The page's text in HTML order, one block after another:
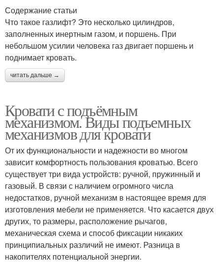
Содержание статьи
Что такое газлифт? Это несколько цилиндров,
заполненных инертным газом, и поршень. При
небольшом усилии человека газ двигает поршень и
поднимает кровать.
читать дальше →
Кровати с подъёмным
механизмом. Виды подъемных
механизмов для кровати
От их функциональности и надежности во многом
зависит комфортность пользования кроватью. Всего
существует три вида устройств: ручной, пружинный и
газовый. В связи с наличием огромного числа
недостатков, ручной механизм в настоящее время для
изготовления мебели не применяется. Что касается двух
других, то размеры, расположение рычагов,
механическая схема и способ фиксации никаких
принципиальных различий не имеют. Разница в
накопителях потенциальной энергии.